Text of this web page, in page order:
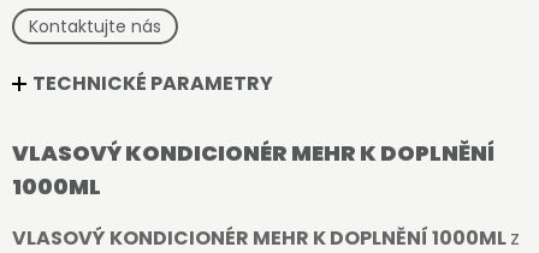
Kontaktujte nás
TECHNICKÉ PARAMETRY
VLASOVÝ KONDICIONÉR MEHR K DOPLNĚNÍ
1000ML
VLASOVÝ KONDICIONÉR MEHR K DOPLNĚNÍ 1000MLz